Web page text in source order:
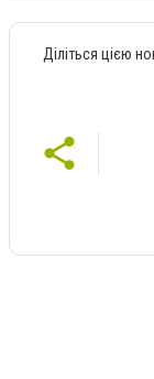
Діліться цією